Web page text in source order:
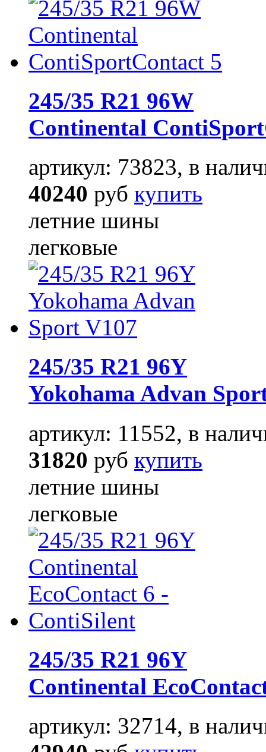
245/35 R21 96W
Continental
артикул: 73823, в
40240 руб купить
летние шины
легковые
245/35 R21 96Y
Yokohama Advan
артикул: 11552, в
31820 руб купить
летние шины
легковые
245/35 R21 96Y
Continental
артикул: 32714, в